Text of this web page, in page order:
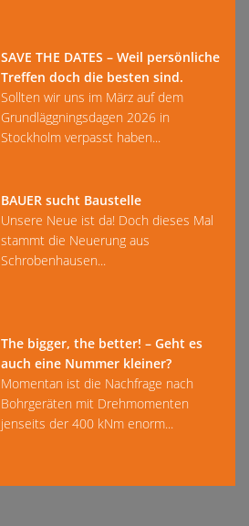
SAVE THE DATES – Weil persönliche
Treffen doch die besten sind.
Sollten wir uns im März auf dem
Grundläggningsdagen 2026 in
Stockholm verpasst haben...
BAUER sucht Baustelle
Unsere Neue ist da! Doch dieses Mal
stammt die Neuerung aus
Schrobenhausen...
The bigger, the better! – Geht es
auch eine Nummer kleiner?
Momentan ist die Nachfrage nach
Bohrgeräten mit Drehmomenten
jenseits der 400 kNm enorm...